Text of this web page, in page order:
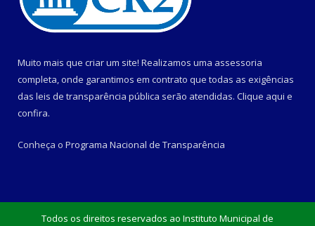
Muito mais que criar um site! Realizamos uma assessoria
completa, onde garantimos em contrato que todas as exigências
das leis de transparência pública serão atendidas. Clique aqui e
confira.
Conheça o Programa Nacional de Transparência
Todos os direitos reservados ao Instituto Municipal de